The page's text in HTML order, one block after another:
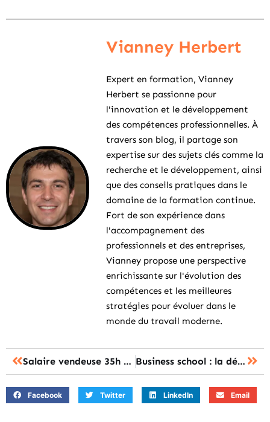
Vianney Herbert
Expert en formation, Vianney
Herbert se passionne pour
l'innovation et le développement
des compétences professionnelles. À
travers son blog, il partage son
expertise sur des sujets clés comme la
recherche et le développement, ainsi
que des conseils pratiques dans le
domaine de la formation continue.
Fort de son expérience dans
l'accompagnement des
professionnels et des entreprises,
Vianney propose une perspective
enrichissante sur l'évolution des
compétences et les meilleures
stratégies pour évoluer dans le
monde du travail moderne.
Salaire vendeuse 35h net : les chiffres réels à connaître en 2024 Business school : la définition, les missions et les débouchés à connaître
Facebook Twitter LinkedIn Email